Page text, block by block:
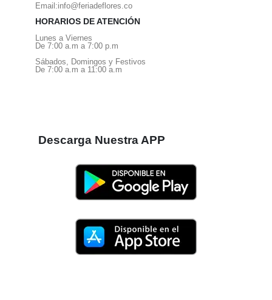
Email:info@feriadeflores.co
HORARIOS DE ATENCIÓN
Lunes a Viernes
De 7:00 a.m a 7:00 p.m
Sábados, Domingos y Festivos
De 7:00 a.m a 11:00 a.m
Descarga Nuestra APP